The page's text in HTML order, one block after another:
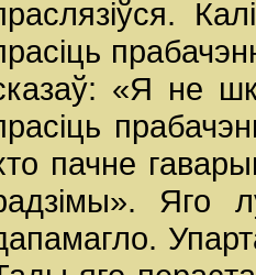
«Я не
пачне
Яго